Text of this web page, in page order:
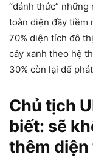
“đánh thức”
toàn diện đầy tiềm
70% diện tích đô
cây xanh theo hệ
30% còn lại để
Chủ tịch
biết: sẽ
thêm